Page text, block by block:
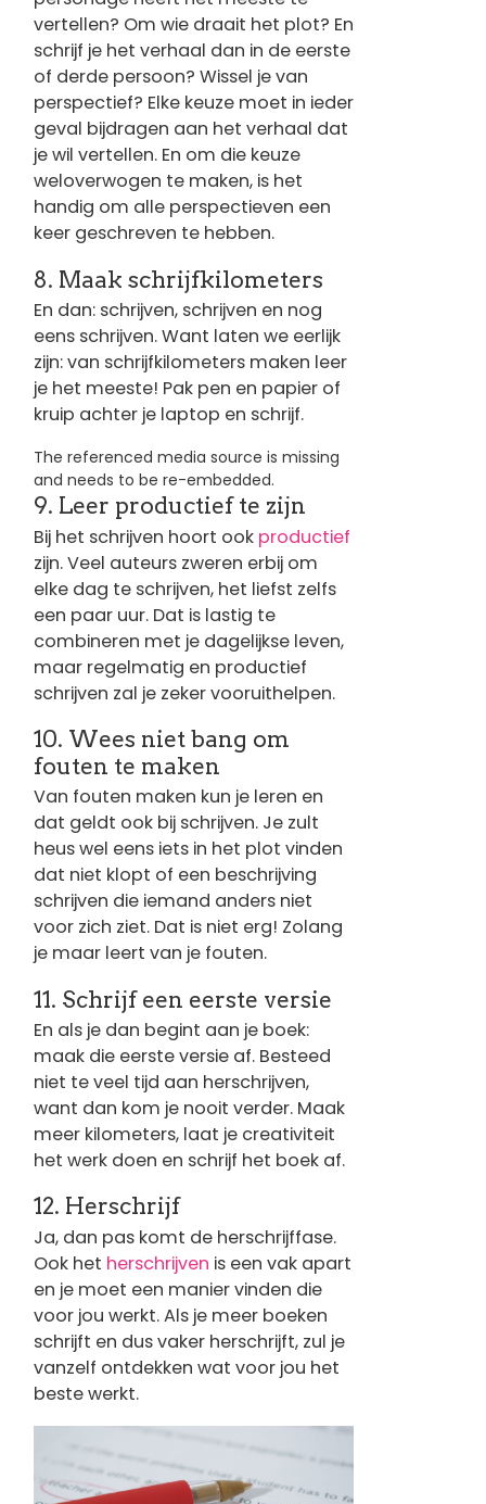
vertellen? Om wie draait het plot? En
schrijf je het verhaal dan in de eerste
of derde persoon? Wissel je van
perspectief? Elke keuze moet in ieder
geval bijdragen aan het verhaal dat
je wil vertellen. En om die keuze
weloverwogen te maken, is het
handig om alle perspectieven een
keer geschreven te hebben.
8. Maak schrijfkilometers
En dan: schrijven, schrijven en nog
eens schrijven. Want laten we eerlijk
zijn: van schrijfkilometers maken leer
je het meeste! Pak pen en papier of
kruip achter je laptop en schrijf.
The referenced media source is missing
and needs to be re-embedded.
9. Leer productief te zijn
Bij het schrijven hoort ook productief
zijn. Veel auteurs zweren erbij om
elke dag te schrijven, het liefst zelfs
een paar uur. Dat is lastig te
combineren met je dagelijkse leven,
maar regelmatig en productief
schrijven zal je zeker vooruithelpen.
10. Wees niet bang om
fouten te maken
Van fouten maken kun je leren en
dat geldt ook bij schrijven. Je zult
heus wel eens iets in het plot vinden
dat niet klopt of een beschrijving
schrijven die iemand anders niet
voor zich ziet. Dat is niet erg! Zolang
je maar leert van je fouten.
11. Schrijf een eerste versie
En als je dan begint aan je boek:
maak die eerste versie af. Besteed
niet te veel tijd aan herschrijven,
want dan kom je nooit verder. Maak
meer kilometers, laat je creativiteit
het werk doen en schrijf het boek af.
12. Herschrijf
Ja, dan pas komt de herschrijffase.
Ook het herschrijven is een vak apart
en je moet een manier vinden die
voor jou werkt. Als je meer boeken
schrijft en dus vaker herschrijft, zul je
vanzelf ontdekken wat voor jou het
beste werkt.